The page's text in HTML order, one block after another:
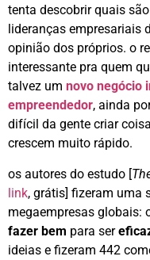
tenta descobrir quais
lideranças empresariais
opinião dos próprios. o
interessante pra quem
talvez um novo negócio
empreendedor, ainda
difícil da gente criar
crescem muito rápido.
os autores do estudo [
link, grátis] fizeram uma
megaempresas globais:
fazer bem para ser
ideias e fizeram 442